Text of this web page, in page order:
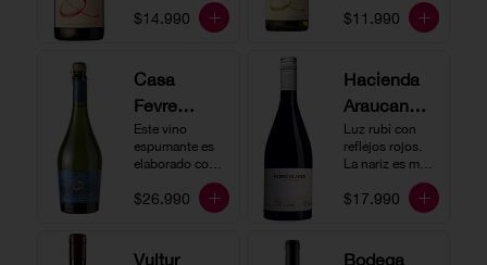
frambuesa. En
boca tiene una
es un vino muy
vertical. Ideal
para beberlo
más frío como
acompañado de
$14.990
En boca tiene
vertical y de
persistencia
media. Ideal
para acompañar
con ostras.
$11.990
Casa
Fevre
Quino
Espumant
Este vino
espumante es
elaborado con
tradicional y se
produce a partir
Chardonnay y
$26.990
Hacienda
Araucano-
Lurton
Humo
Gran
Luz rubí con
reflejos rojos.
La nariz es muy
expresiva con
notas de fresa y
rico y redondo
$17.990
Vultur
Bodega